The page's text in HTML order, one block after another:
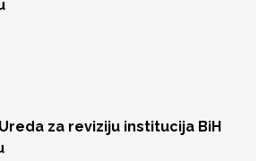
za reviziju institucija BiH